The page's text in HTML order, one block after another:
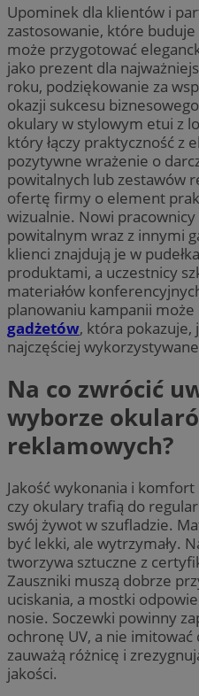
Upominek dla klientów i
zastosowanie, które buduje
może przygotować
jako prezent dla
roku, podziękowanie za
okazji sukcesu
okulary w stylowym etui z
który łączy praktyczność z
pozytywne wrażenie o
powitalnych lub zestawów
ofertę firmy o element
wizualnie. Nowi
powitalnym wraz z innymi
klienci znajdują je w
produktami, a uczestnicy
materiałów
planowaniu kampanii może
gadżetów, która pokazuje,
najczęściej
Na co zwrócić
wyborze
reklamowych?
Jakość wykonania i
czy okulary trafią do
swój żywot w szufladzie.
być lekki, ale wytrzymały.
tworzywa sztuczne z
Zauszniki muszą dobrze
uciskania, a mostki
nosie. Soczewki powinny
ochronę UV, a nie imitować
zauważą różnicę i
jakości.